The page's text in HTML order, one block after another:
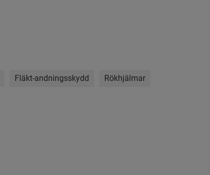
Fläkt-andningsskydd Rökhjälmar